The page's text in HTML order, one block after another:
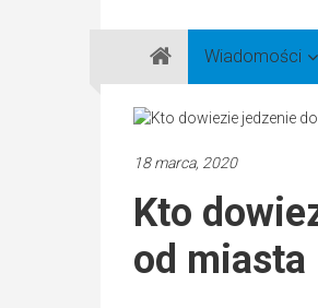
Gazeta
Regionalna
Częstochowa,
Lubliniec,
Wiadomości
18 marca, 2020
Kto
od miasta